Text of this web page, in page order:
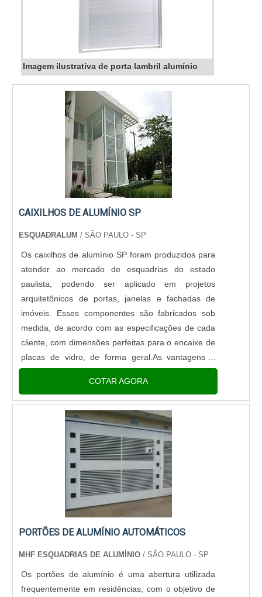
Imagem ilustrativa de porta lambril alumínio
CAIXILHOS DE ALUMÍNIO SP
ESQUADRALUM / SÃO PAULO - SP
Os caixilhos de alumínio SP foram produzidos para
atender ao mercado de esquadrias do estado
paulista, podendo ser aplicado em projetos
arquitetônicos de portas, janelas e fachadas de
imóveis. Esses componentes são fabricados sob
medida, de acordo com as especificações de cada
cliente, com dimensões perfeitas para o encaixe de
placas de vidro, de forma geral.As vantagens e
características dos caixilhos Além disso, os caixilhos
de alumínio tamb....
COTAR AGORA
PORTÕES DE ALUMÍNIO AUTOMÁTICOS
MHF ESQUADRIAS DE ALUMÍNIO / SÃO PAULO - SP
Os portões de alumínio é uma abertura utilizada
frequentemente em residências, com o objetivo de